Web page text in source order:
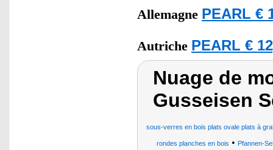
Allemagne PEARL €
Autriche PEARL €
Nuage de
Gusseisen
sous-verres en bois plats ovale plats à
rondes planches en bois • Pfannen-